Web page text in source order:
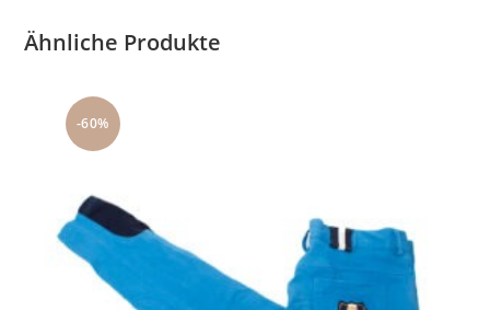
Ähnliche Produkte
-60%